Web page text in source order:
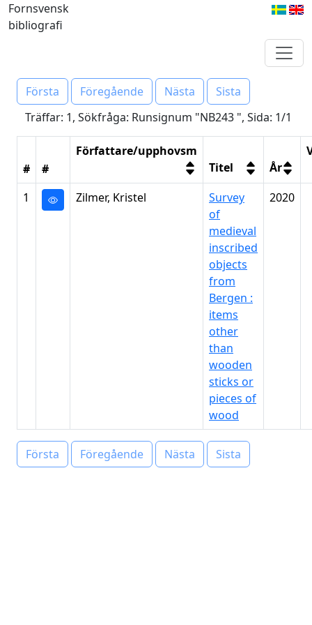
Fornsvensk
bibliografi
Första Föregående Nästa
Sista
Träffar: 1, Sökfråga: Runsignum "NB243 ", Sida: 1/1
# #
Författare/upphovsm
Titel
År
1 Zilmer, Kristel
Survey
of
medieval
inscribed
objects
from
Bergen :
items
other
than
wooden
sticks or
pieces of
wood
2020
Första Föregående Nästa Sista